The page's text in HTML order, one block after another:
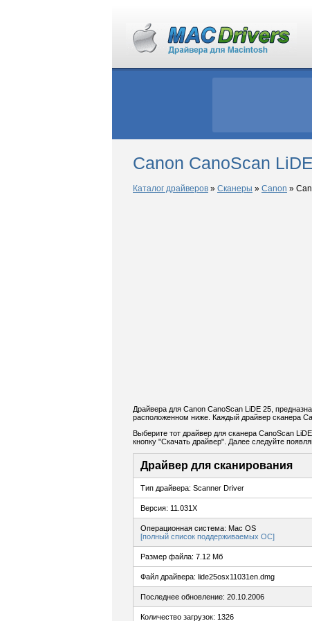
Canon CanoScan
Каталог драйверов » Сканеры » Canon »
Драйвера для Canon CanoScan LiDE 25,
расположенном ниже. Каждый драйвер сканера
Выберите тот драйвер для сканера CanoScan
кнопку "Скачать драйвер". Далее следуйте
Драйвер для сканирования
Тип драйвера: Scanner Driver
Версия: 11.031X
Операционная система: Mac OS
[полный список поддерживаемых ОС]
Размер файла: 7.12 Мб
Файл драйвера: lide25osx11031en.dmg
Последнее обновление: 20.10.2006
Количество загрузок: 1326